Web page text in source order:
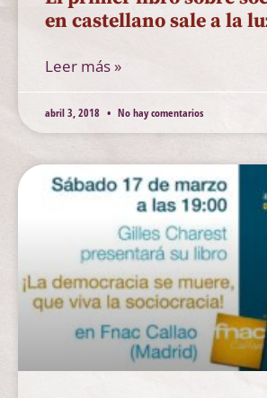
en castellano sale a la
Leer más »
abril 3, 2018 No hay comentarios